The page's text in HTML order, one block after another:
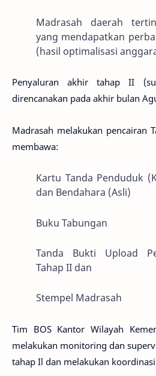
Madrasah daerah
yang mendapatkan
(hasil optimalisasi
Penyaluran akhir tahap II
direncanakan pada akhir bulan
Madrasah melakukan pencairan
membawa:
Kartu Tanda Penduduk
dan Bendahara (Asli)
Buku Tabungan
Tanda Bukti Upload
Tahap II dan
Stempel Madrasah
Tim BOS Kantor Wilayah
melakukan monitoring dan
tahap Il dan melakukan